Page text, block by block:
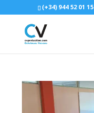
(+34) 944 52 01 15